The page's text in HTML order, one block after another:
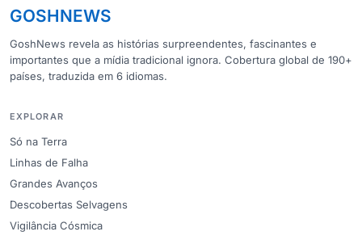
GOSHNEWS
GoshNews revela as histórias surpreendentes, fascinantes e
importantes que a mídia tradicional ignora. Cobertura global de 190+
países, traduzida em 6 idiomas.
EXPLORAR
Só na Terra
Linhas de Falha
Grandes Avanços
Descobertas Selvagens
Vigilância Cósmica